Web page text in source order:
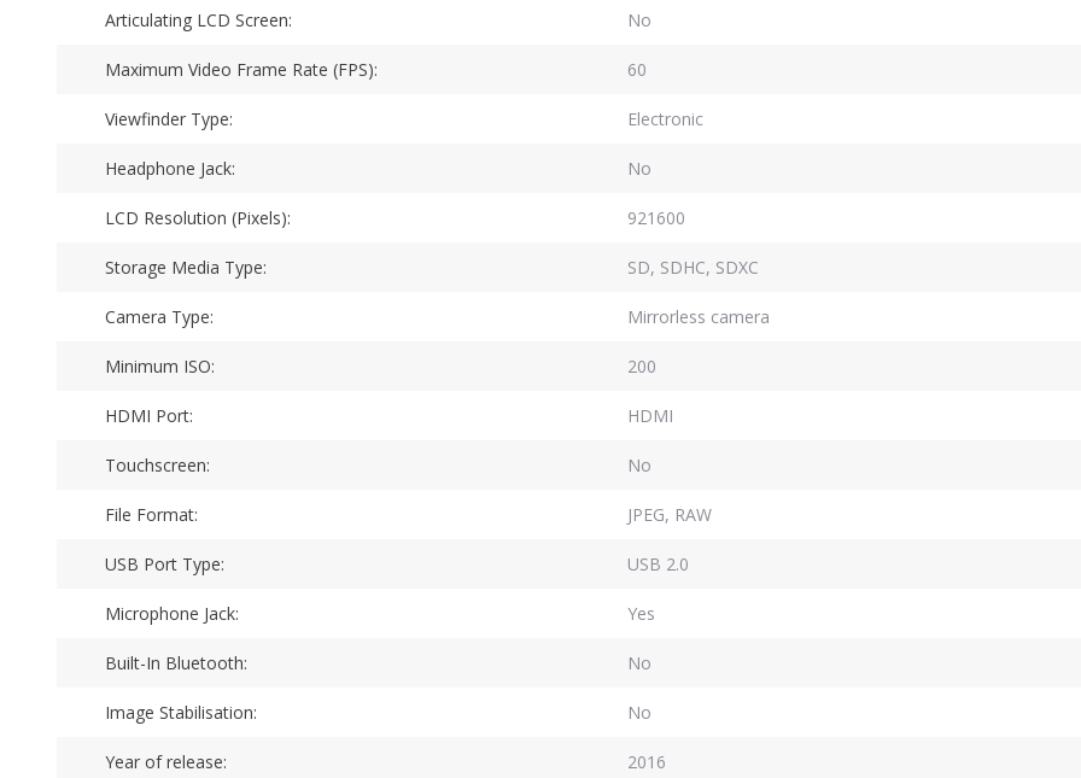
Articulating LCD Screen: No
Maximum Video Frame Rate (FPS): 60
Viewfinder Type: Electronic
Headphone Jack: No
LCD Resolution (Pixels): 921600
Storage Media Type: SD, SDHC, SDXC
Camera Type: Mirrorless camera
Minimum ISO: 200
HDMI Port: HDMI
Touchscreen: No
File Format: JPEG, RAW
USB Port Type: USB 2.0
Microphone Jack: Yes
Built-In Bluetooth: No
Image Stabilisation: No
Year of release: 2016